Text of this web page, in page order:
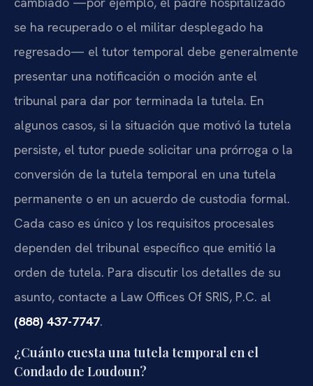
se ha recuperado o el militar desplegado ha
regresado— el tutor temporal debe generalmente
presentar una notificación o moción ante el
tribunal para dar por terminada la tutela. En
algunos casos, si la situación que motivó la tutela
persiste, el tutor puede solicitar una prórroga o la
conversión de la tutela temporal en una tutela
permanente o en un acuerdo de custodia formal.
Cada caso es único y los requisitos procesales
dependen del tribunal específico que emitió la
orden de tutela. Para discutir los detalles de su
asunto, contacte a Law Offices Of SRIS, P.C. al
(888) 437-7747.
¿Cuánto cuesta una tutela temporal en el
Condado de Loudoun?